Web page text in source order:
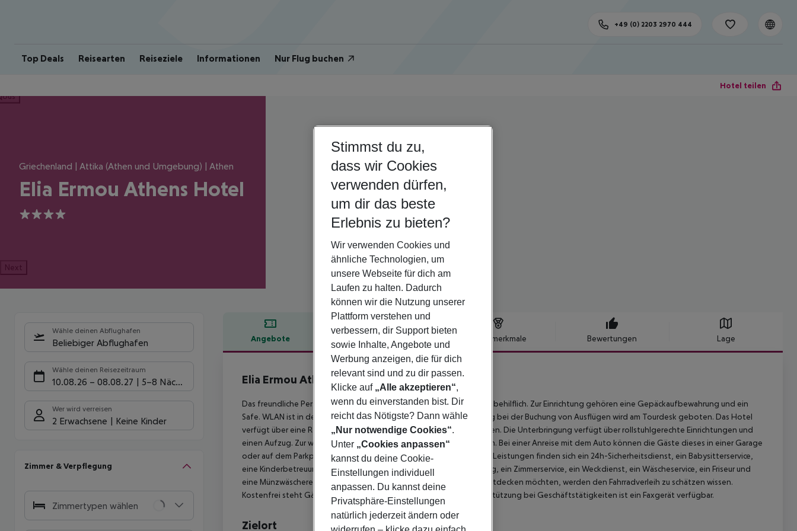
Top Deals Reisearten Reiseziele Informationen Nur Flug buchen
+49 (0) 2203 2970 444
Hotel teilen
Griechenland | Attika (Athen und Umgebung) | Athen
Elia Ermou Athens Hotel
4
Next
Wähle deinen Abflughafen
Beliebiger Abflughafen
Wähle deinen Reisezeitraum
10.08.26 – 08.08.27 5-8 Nächte
Wer wird verreisen
2 Erwachsene Keine Kinder
Zimmer & Verpflegung
Zimmertypen wählen
Angebote Hotelbeschreibung Hotelmerkmale Bewertungen Lage
Hotelbeschreibung
Elia Ermou Athens Hotel
4
Das freundliche Personal an der Rezeption ist gerne bei allen Fragen behilflich. Zur Einrichtung gehören eine Gepäckaufbewahrung und ein
Safe. WLAN ist in den öffentlichen Bereichen verfügbar. Hilfestellung bei der Buchung von Ausflügen wird am Tourdesk geboten. Das Hotel
verfügt über eine Reihe von behindertengerechten Annehmlichkeiten. Die Unterbringung verfügt über rollstuhlgerechte Einrichtungen und
einen Aufzug. Zur weiteren Einrichtung des Hauses zählt ein TV-Raum. Bei einer Anreise mit dem Auto können die Gäste dieses in einer Garage
oder auf dem Parkplatz (gegen Gebühr) parken. Unter den weiteren Leistungen finden sich ein 24h-Sicherheitsdienst, ein Babysitterservice,
eine Kinderbetreuung, eine Autovermietung, medizinische Betreuung, ein Zimmerservice, ein Weckdienst, ein Wäscheservice, ein Friseur und
eine Münzwäscherei. Aktive Reisende, die die Umgebung per Rad entdecken möchten, werden den Fahrradverleih zu schätzen wissen.
Kostenfrei steht Gästen die Tageszeitung zur Verfügung. Zur Unterstützung bei Geschäftstätigkeiten ist ein Faxgerät verfügbar.
Zielort
Stimmst du zu,
dass wir Cookies
verwenden dürfen,
um dir das beste
Erlebnis zu bieten?
Wir verwenden Cookies und
ähnliche Technologien, um
unsere Webseite für dich am
Laufen zu halten. Dadurch
können wir die Nutzung unserer
Plattform verstehen und
verbessern, dir Support bieten
sowie Inhalte, Angebote und
Werbung anzeigen, die für dich
relevant sind und zu dir passen.
Klicke auf „Alle akzeptieren“,
wenn du einverstanden bist. Dir
reicht das Nötigste? Dann wähle
„Nur notwendige Cookies“.
Unter „Cookies anpassen“
kannst du deine Cookie-
Einstellungen individuell
anpassen. Du kannst deine
Privatsphäre-Einstellungen
natürlich jederzeit ändern oder